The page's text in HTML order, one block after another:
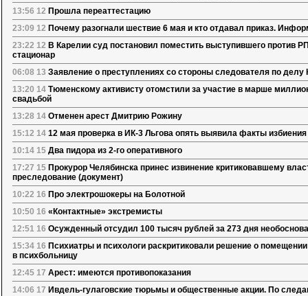
13:56 12 Прошла переаттестацию
23:09 12 Почему разогнали шествие 6 мая и кто отдавал приказ.
23:22 12 В Карелии суд постановил поместить выступившего против
стационар
06:08 13 Заявление о преступлениях со стороны следователя по делу
13:20 14 Тюменскому активисту отомстили за участие в марше
свадьбой
13:28 14 Отменен арест Дмитрию Рожину
15:12 14 12 мая проверка в ИК-3 Льгова опять выявила факты
10:14 15 Два пидора из 2-го оперативного
17:27 15 Прокурор Челябинска принес извинение критиковавшему
преследование (документ)
10:22 16 Про электрошокеры на Болотной
10:50 16 «Контактные» экстремисты
12:51 16 Осужденный отсудил 100 тысяч рублей за 273 дня
15:34 16 Психиатры и психологи раскритиковали решение о
в психбольницу
12:45 17 Арест: имеются противопоказания
14:06 17 Ивдель-гулаговские тюрьмы и общественные акции. По